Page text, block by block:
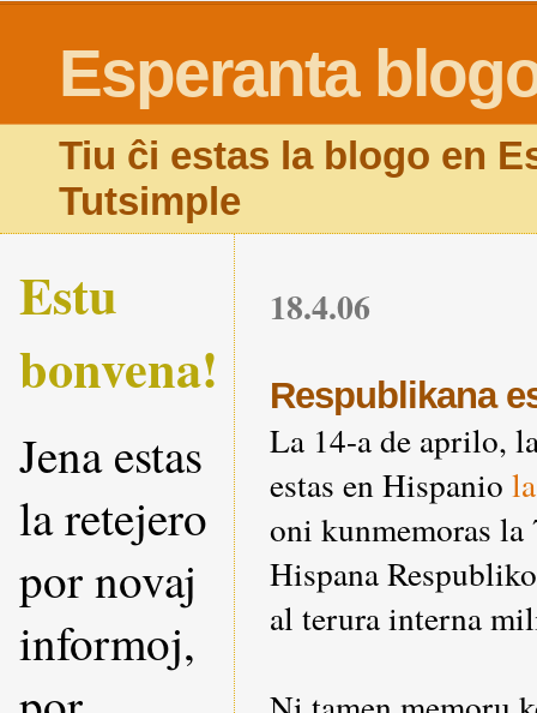
Esperanta
Tiu ĉi estas la blogo en
Tutsimple
18.4.06
Respublikana
La 14-a de aprilo,
estas en Hispanio
oni kunmemoras la
Hispana
al terura interna
Estu
bonvena!
Jena estas
la retejero
por novaj
informoj,